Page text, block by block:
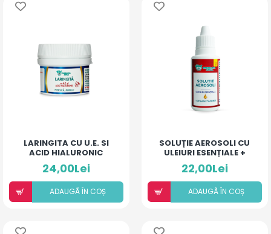
LARINGITA CU U.E. SI
ACID HIALURONIC
(PIERSICĂ ȘI MANGO)
24,00Lei
ADAUGÃ ÎN COȘ
SOLUȚIE AEROSOLI CU
ULEIURI ESENȚIALE +
DEXAMETAZONĂ
22,00Lei
ADAUGÃ ÎN COȘ